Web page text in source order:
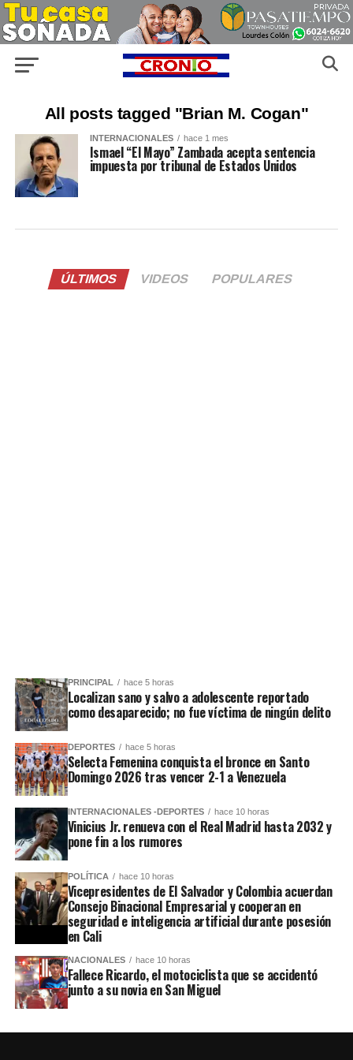
All posts tagged "Brian M. Cogan"
INTERNACIONALES hace 1 mes
Ismael “El Mayo” Zambada acepta sentencia
impuesta por tribunal de Estados Unidos
ÚLTIMOS VIDEOS POPULARES
PRINCIPAL hace 5 horas
Localizan sano y salvo a adolescente reportado
como desaparecido; no fue víctima de ningún delito
DEPORTES hace 5 horas
Selecta Femenina conquista el bronce en Santo
Domingo 2026 tras vencer 2-1 a Venezuela
INTERNACIONALES -DEPORTES hace 10 horas
Vinicius Jr. renueva con el Real Madrid hasta 2032 y
pone fin a los rumores
POLÍTICA hace 10 horas
Vicepresidentes de El Salvador y Colombia acuerdan
Consejo Binacional Empresarial y cooperan en
seguridad e inteligencia artificial durante posesión
en Cali
NACIONALES hace 10 horas
Fallece Ricardo, el motociclista que se accidentó
junto a su novia en San Miguel